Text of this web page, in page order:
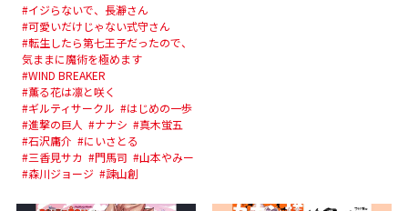
#イジらないで、長瀞さん
#可愛いだけじゃない式守さん
#転生したら第七王子だったので、
気ままに魔術を極めます
#WIND BREAKER
#薫る花は凛と咲く
#ギルティサークル #はじめの一歩
#進撃の巨人 #ナナシ #真木蛍五
#石沢庸介 #にいさとる
#三香見サカ #門馬司 #山本やみー
#森川ジョージ #諫山創